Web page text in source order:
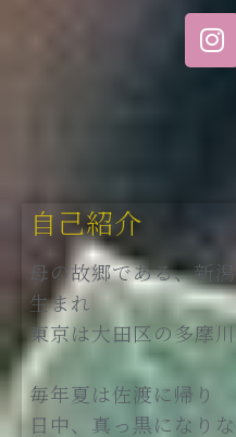
I
n
s
a
m
自己紹介
母の故郷である、新
生まれ
東京は大田区の多摩
毎年夏は佐渡に帰り
日中、真っ黒になり